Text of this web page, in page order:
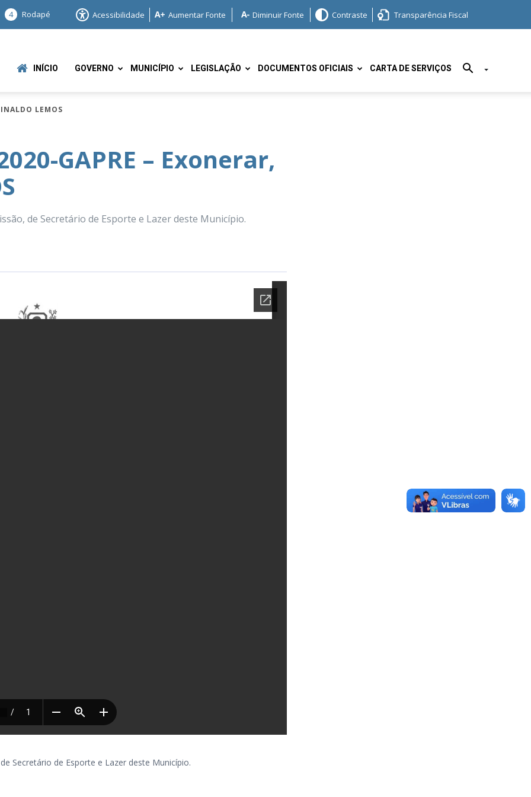
4 Rodapé Acessibilidade Aumentar Fonte Diminuir Fonte Contraste Transparência Fiscal
INÍCIO GOVERNO MUNICÍPIO LEGISLAÇÃO DOCUMENTOS OFICIAIS CARTA DE SERVIÇOS
LEMOS
GAPRE – Exonerar,
de Secretário de Esporte e Lazer deste Município.
Secretário de Esporte e Lazer deste Município.